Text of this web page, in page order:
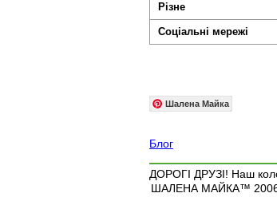
Різне
Соціальні мережі
Шалена Майка
Блог
ДОРОГІ ДРУЗІ! Наш
ШАЛЕНА МАЙКА™